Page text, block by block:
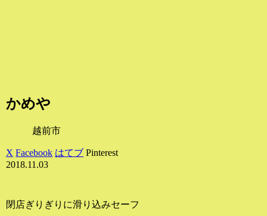
かめや
越前市
X Facebook はてブ Pinterest
2018.11.03
閉店ぎりぎりに滑り込みセーフ